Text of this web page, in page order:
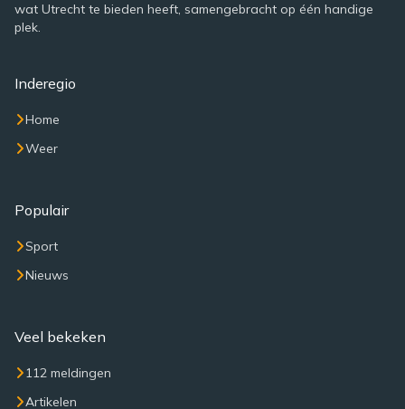
wat Utrecht te bieden heeft, samengebracht op één handige
plek.
Inderegio
Home
Weer
Populair
Sport
Nieuws
Veel bekeken
112 meldingen
Artikelen